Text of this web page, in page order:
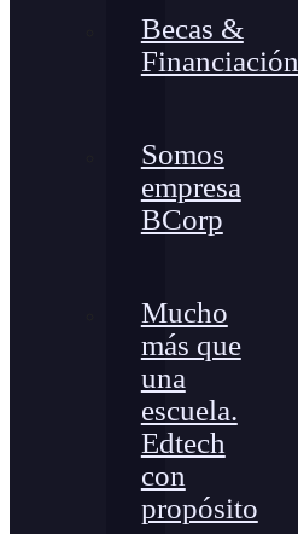
Becas &
Financiación
Somos
empresa
BCorp
Mucho
más que
una
escuela.
Edtech
con
propósito